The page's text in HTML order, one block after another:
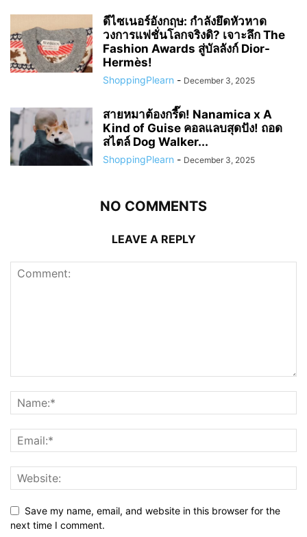
ดีไซเนอร์อังกฤษ: กำลังยึดหัวหาด
วงการแฟชั่นโลกจริงดิ? เจาะลึก The
Fashion Awards สู่บัลลังก์ Dior-
Hermès!
ShoppingPlearn - December 3, 2025
สายหมาต้องกรี๊ด! Nanamica x A
Kind of Guise คอลแลบสุดปัง! ถอด
สไตล์ Dog Walker...
ShoppingPlearn - December 3, 2025
NO COMMENTS
LEAVE A REPLY
Save my name, email, and website in this browser for the
next time I comment.